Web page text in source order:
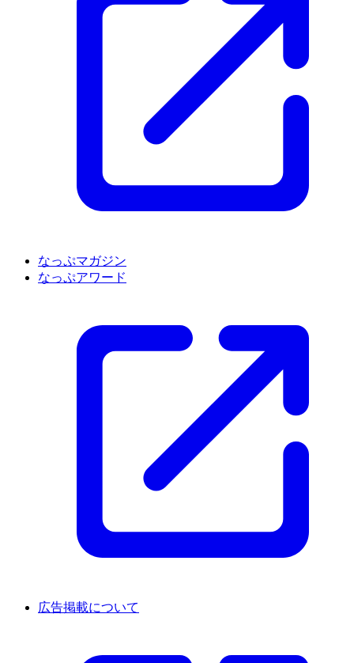
なっぷマガジン
なっぷアワード
広告掲載について